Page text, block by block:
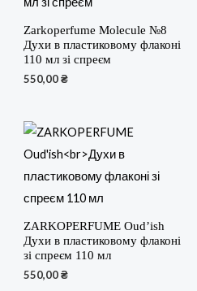
Zarkoperfume Molecule №8
Духи в пластиковому флаконі
110 мл зі спреєм
550,00₴
ZARKOPERFUME Oud’ish
Духи в пластиковому флаконі
зі спреєм 110 мл
550,00₴